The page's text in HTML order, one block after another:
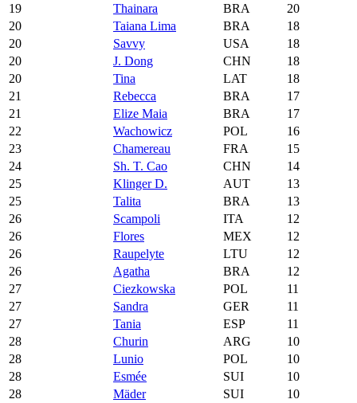
19
Thainara BRA
20
20
Taiana Lima BRA
18
20
Savvy USA
18
20
J. Dong CHN
18
20
Tina LAT
18
21
Rebecca BRA
17
21
Elize Maia BRA
17
22
Wachowicz POL
16
23
Chamereau FRA
15
24
Sh. T. Cao CHN
14
25
Klinger D. AUT
13
25
Talita BRA
13
26
Scampoli ITA
12
26
Flores MEX
12
26
Raupelyte LTU
12
26
Agatha BRA
12
27
Ciezkowska POL
11
27
Sandra GER
11
27
Tania ESP
11
28
Churin ARG
10
28
Lunio POL
10
28
Esmée SUI
10
28
Mäder SUI
10